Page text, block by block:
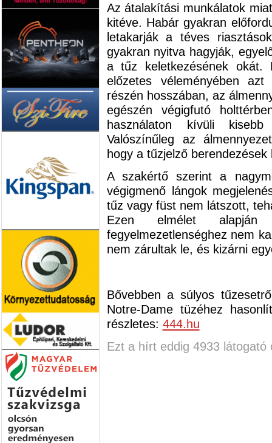
Az átalakítási munkálatok
kitéve. Habár gyakran
letakarják a téves
gyakran nyitva hagyják,
a tűz keletkezésének okát.
előzetes véleményében
részén hosszában, az
egészén végigfutó
használaton kívüli
Valószínűleg az
hogy a tűzjelző berendezések
A szakértő szerint a
végigmenő lángok
tűz vagy füst nem látszott,
Ezen elmélet
fegyelmezetlenséghez nem
nem zárultak le, és kizárni
Bővebben a súlyos
Notre-Dame tüzéhez
részletes: 444.hu
Ezt a hírt eddig 4933 látogató